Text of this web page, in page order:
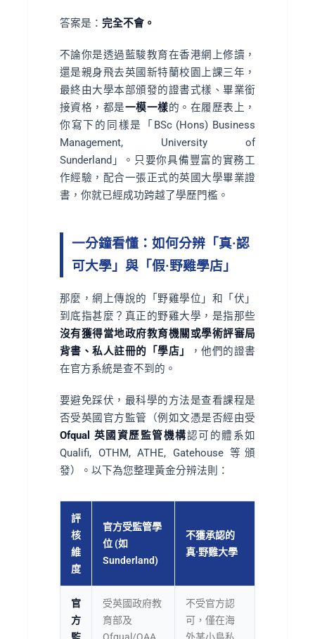
答案是： 完全不會。
不論你是透過藍駿教育在香港網上修讀，
還是親身飛去英國新特蘭校園上課三年，
最終由大學本部頒發的證書式樣、畢業銜
接資格，都是一模一樣的。在履歷表上，
你寫下的同樣是「BSc (Hons) Business
Management, University of
Sunderland」。只要你具備豐富的實務工
作經驗，配合一張正式的英國大學畢業證
書，你就已經成功跨越了學歷門檻。
一分鐘看懂：如何分辨「真·認
可大學」與「假·野雞學店」
那麼，網上傳說的「野雞學位」和「伏」
到底指甚麼？真正的野雞大學，是指那些
沒有獲得當地政府教育機關或學術評審局
背書、私人註冊的「學店」
，他們的證書
在官方系統是查不到的。
要避免踩伏，最科學的方法是查看課程是
否受英國官方監管（例如文憑是否經由受
Ofqual 英國資歷監管機構認可的體系如
Qualifi, OTHM, ATHE, Gatehouse 等頒
發）。以下為您整理黃金分辨法則：
評
核
維
度
官方受監管學
位 (如
Sunderland)
不獲承認的
真·野雞大學
官
方
受英國政府教
育部及
不受官方認
可，僅在海